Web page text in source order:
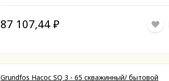
87 107,44 ₽
Grundfos Насос SQ 3 - 65 скважинный/ бытовой